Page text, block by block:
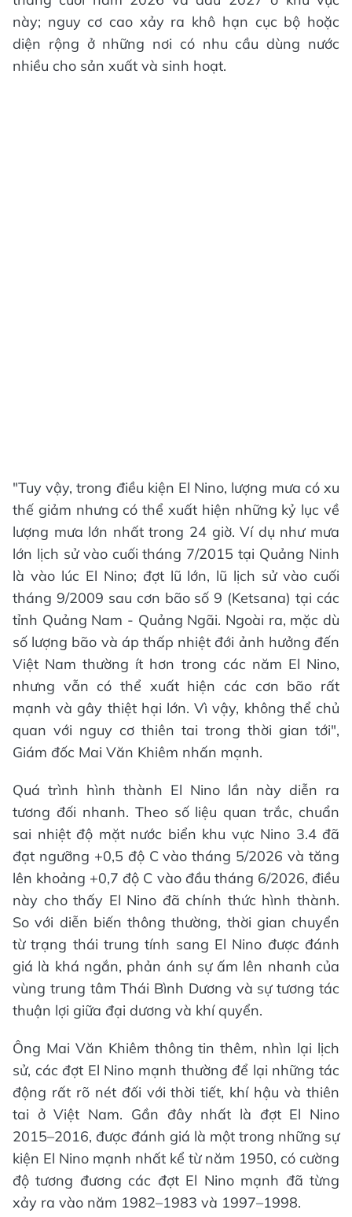
này; nguy cơ cao xảy ra khô hạn cục bộ hoặc
diện rộng ở những nơi có nhu cầu dùng nước
nhiều cho sản xuất và sinh hoạt.
"Tuy vậy, trong điều kiện El Nino, lượng mưa có xu
thế giảm nhưng có thể xuất hiện những kỷ lục về
lượng mưa lớn nhất trong 24 giờ. Ví dụ như mưa
lớn lịch sử vào cuối tháng 7/2015 tại Quảng Ninh
là vào lúc El Nino; đợt lũ lớn, lũ lịch sử vào cuối
tháng 9/2009 sau cơn bão số 9 (Ketsana) tại các
tỉnh Quảng Nam - Quảng Ngãi. Ngoài ra, mặc dù
số lượng bão và áp thấp nhiệt đới ảnh hưởng đến
Việt Nam thường ít hơn trong các năm El Nino,
nhưng vẫn có thể xuất hiện các cơn bão rất
mạnh và gây thiệt hại lớn. Vì vậy, không thể chủ
quan với nguy cơ thiên tai trong thời gian tới",
Giám đốc Mai Văn Khiêm nhấn mạnh.
Quá trình hình thành El Nino lần này diễn ra
tương đối nhanh. Theo số liệu quan trắc, chuẩn
sai nhiệt độ mặt nước biển khu vực Nino 3.4 đã
đạt ngưỡng +0,5 độ C vào tháng 5/2026 và tăng
lên khoảng +0,7 độ C vào đầu tháng 6/2026, điều
này cho thấy El Nino đã chính thức hình thành.
So với diễn biến thông thường, thời gian chuyển
từ trạng thái trung tính sang El Nino được đánh
giá là khá ngắn, phản ánh sự ấm lên nhanh của
vùng trung tâm Thái Bình Dương và sự tương tác
thuận lợi giữa đại dương và khí quyển.
Ông Mai Văn Khiêm thông tin thêm, nhìn lại lịch
sử, các đợt El Nino mạnh thường để lại những tác
động rất rõ nét đối với thời tiết, khí hậu và thiên
tai ở Việt Nam. Gần đây nhất là đợt El Nino
2015–2016, được đánh giá là một trong những sự
kiện El Nino mạnh nhất kể từ năm 1950, có cường
độ tương đương các đợt El Nino mạnh đã từng
xảy ra vào năm 1982–1983 và 1997–1998.